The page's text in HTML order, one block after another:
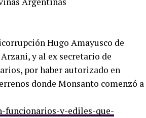
Hugo Amayusco de
y al ex secretario de
por haber autorizado en
donde Monsanto comenzó a
y-ediles-que-